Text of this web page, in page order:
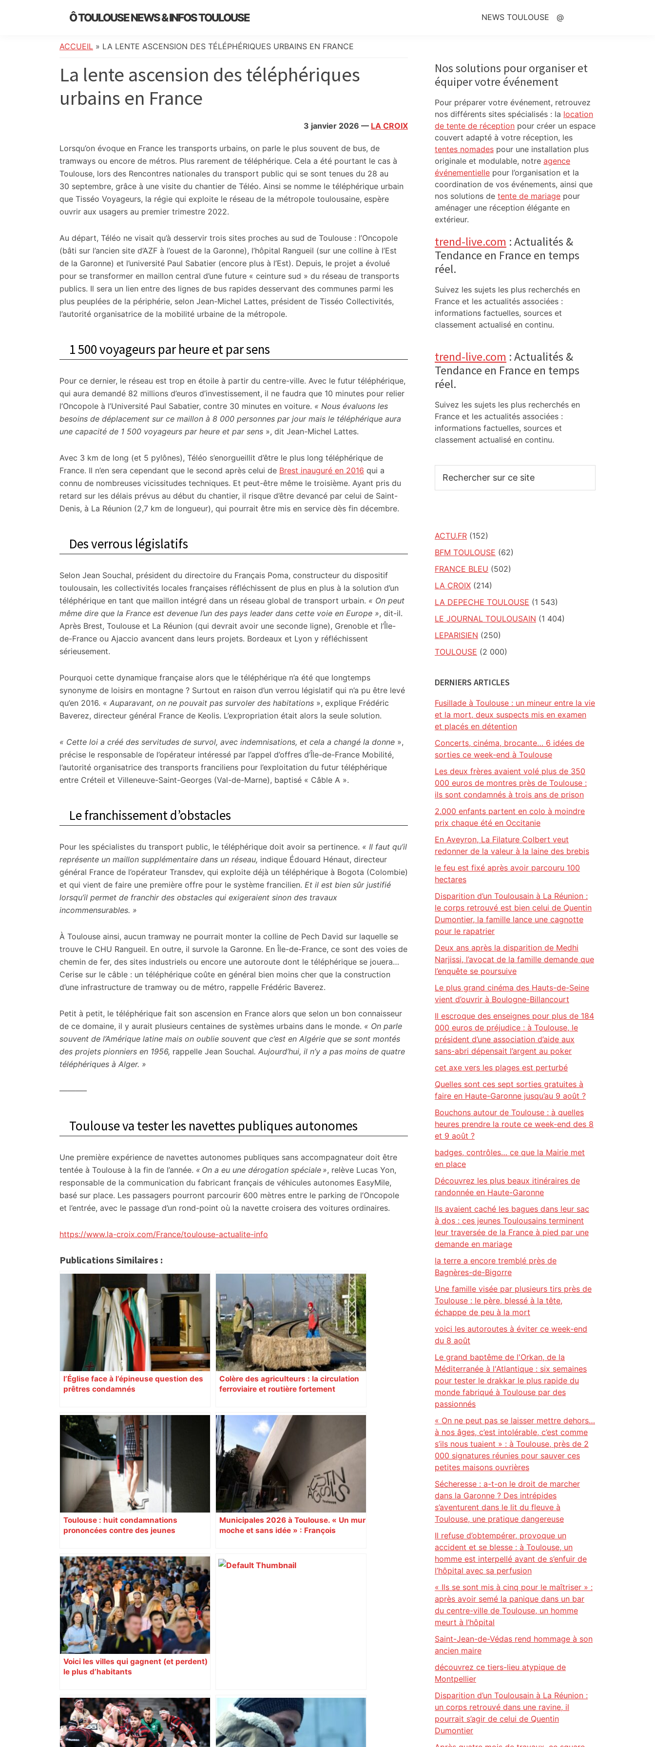
Ô TOULOUSE NEWS & INFOS TOULOUSE
de
toulousaine
:
info
locale,
politique,
météo,
faits
divers
et
initiatives
NEWS TOULOUSE @
ACCUEIL » LA LENTE ASCENSION DES TÉLÉPHÉRIQUES URBAINS EN FRANCE
La lente ascension des téléphériques
urbains en France
3 janvier 2026 — LA CROIX
Lorsqu’on évoque en France les transports urbains, on parle le plus souvent de bus, de
tramways ou encore de métros. Plus rarement de téléphérique. Cela a été pourtant le cas à
Toulouse, lors des Rencontres nationales du transport public qui se sont tenues du 28 au
30 septembre, grâce à une visite du chantier de Téléo. Ainsi se nomme le téléphérique urbain
que Tisséo Voyageurs, la régie qui exploite le réseau de la métropole toulousaine, espère
ouvrir aux usagers au premier trimestre 2022.
Au départ, Téléo ne visait qu’à desservir trois sites proches au sud de Toulouse : l’Oncopole
(bâti sur l’ancien site d’AZF à l’ouest de la Garonne), l’hôpital Rangueil (sur une colline à l’Est
de la Garonne) et l’université Paul Sabatier (encore plus à l’Est). Depuis, le projet a évolué
pour se transformer en maillon central d’une future « ceinture sud » du réseau de transports
publics. Il sera un lien entre des lignes de bus rapides desservant des communes parmi les
plus peuplées de la périphérie, selon Jean-Michel Lattes, président de Tisséo Collectivités,
l’autorité organisatrice de la mobilité urbaine de la métropole.
1 500 voyageurs par heure et par sens
Pour ce dernier, le réseau est trop en étoile à partir du centre-ville. Avec le futur téléphérique,
qui aura demandé 82 millions d’euros d’investissement, il ne faudra que 10 minutes pour relier
l’Oncopole à l’Université Paul Sabatier, contre 30 minutes en voiture. « Nous évaluons les
besoins de déplacement sur ce maillon à 8 000 personnes par jour mais le téléphérique aura
une capacité de 1 500 voyageurs par heure et par sens », dit Jean-Michel Lattes.
Avec 3 km de long (et 5 pylônes), Téléo s’enorgueillit d’être le plus long téléphérique de
France. Il n’en sera cependant que le second après celui de Brest inauguré en 2016 qui a
connu de nombreuses vicissitudes techniques. Et peut-être même le troisième. Ayant pris du
retard sur les délais prévus au début du chantier, il risque d’être devancé par celui de Saint-
Denis, à La Réunion (2,7 km de longueur), qui pourrait être mis en service dès fin décembre.
Des verrous législatifs
Selon Jean Souchal, président du directoire du Français Poma, constructeur du dispositif
toulousain, les collectivités locales françaises réfléchissent de plus en plus à la solution d’un
téléphérique en tant que maillon intégré dans un réseau global de transport urbain. « On peut
même dire que la France est devenue l’un des pays leader dans cette voie en Europe », dit-il.
Après Brest, Toulouse et La Réunion (qui devrait avoir une seconde ligne), Grenoble et l’Île-
de-France ou Ajaccio avancent dans leurs projets. Bordeaux et Lyon y réfléchissent
sérieusement.
Pourquoi cette dynamique française alors que le téléphérique n’a été que longtemps
synonyme de loisirs en montagne ? Surtout en raison d’un verrou législatif qui n’a pu être levé
qu’en 2016. « Auparavant, on ne pouvait pas survoler des habitations », explique Frédéric
Baverez, directeur général France de Keolis. L’expropriation était alors la seule solution.
« Cette loi a créé des servitudes de survol, avec indemnisations, et cela a changé la donne »,
précise le responsable de l’opérateur intéressé par l’appel d’offres d’Île-de-France Mobilité,
l’autorité organisatrice des transports franciliens pour l’exploitation du futur téléphérique
entre Créteil et Villeneuve-Saint-Georges (Val-de-Marne), baptisé « Câble A ».
Le franchissement d’obstacles
Pour les spécialistes du transport public, le téléphérique doit avoir sa pertinence. « Il faut qu’il
représente un maillon supplémentaire dans un réseau, indique Édouard Hénaut, directeur
général France de l’opérateur Transdev, qui exploite déjà un téléphérique à Bogota (Colombie)
et qui vient de faire une première offre pour le système francilien. Et il est bien sûr justifié
lorsqu’il permet de franchir des obstacles qui exigeraient sinon des travaux
incommensurables. »
À Toulouse ainsi, aucun tramway ne pourrait monter la colline de Pech David sur laquelle se
trouve le CHU Rangueil. En outre, il survole la Garonne. En Île-de-France, ce sont des voies de
chemin de fer, des sites industriels ou encore une autoroute dont le téléphérique se jouera…
Cerise sur le câble : un téléphérique coûte en général bien moins cher que la construction
d’une infrastructure de tramway ou de métro, rappelle Frédéric Baverez.
Petit à petit, le téléphérique fait son ascension en France alors que selon un bon connaisseur
de ce domaine, il y aurait plusieurs centaines de systèmes urbains dans le monde. « On parle
souvent de l’Amérique latine mais on oublie souvent que c’est en Algérie que se sont montés
des projets pionniers en 1956, rappelle Jean Souchal. Aujourd’hui, il n’y a pas moins de quatre
téléphériques à Alger. »
———–
Toulouse va tester les navettes publiques autonomes
Une première expérience de navettes autonomes publiques sans accompagnateur doit être
tentée à Toulouse à la fin de l’année. « On a eu une dérogation spéciale », relève Lucas Yon,
responsable de la communication du fabricant français de véhicules autonomes EasyMile,
basé sur place. Les passagers pourront parcourir 600 mètres entre le parking de l’Oncopole
et l’entrée, avec le passage d’un rond-point où la navette croisera des voitures ordinaires.
https://www.la-croix.com/France/toulouse-actualite-info
Publications Similaires :
l’Église face à l’épineuse question des
prêtres condamnés
Colère des agriculteurs : la circulation
ferroviaire et routière fortement
Toulouse : huit condamnations
prononcées contre des jeunes
Municipales 2026 à Toulouse. « Un mur
moche et sans idée » : François
Augustins
Voici les villes qui gagnent (et perdent)
le plus d’habitants
Top 14: comment Perpignan a une
nouvelle fois fait tomber Toulouse? –
RMC Sport
Sidebar
Nos solutions pour organiser et
équiper votre événement
Pour préparer votre événement, retrouvez
nos différents sites spécialisés : la location
de tente de réception pour créer un espace
couvert adapté à votre réception, les
tentes nomades pour une installation plus
originale et modulable, notre agence
événementielle pour l’organisation et la
coordination de vos événements, ainsi que
nos solutions de tente de mariage pour
aménager une réception élégante en
extérieur.
trend-live.com : Actualités &
Tendance en France en temps
réel.
Suivez les sujets les plus recherchés en
France et les actualités associées :
informations factuelles, sources et
classement actualisé en continu.
trend-live.com : Actualités &
Tendance en France en temps
réel.
Suivez les sujets les plus recherchés en
France et les actualités associées :
informations factuelles, sources et
classement actualisé en continu.
sur
ACTU.FR (152)
BFM TOULOUSE (62)
FRANCE BLEU (502)
LA CROIX (214)
LA DEPECHE TOULOUSE (1 543)
LE JOURNAL TOULOUSAIN (1 404)
LEPARISIEN (250)
TOULOUSE (2 000)
DERNIERS ARTICLES
Fusillade à Toulouse : un mineur entre la vie
et la mort, deux suspects mis en examen
et placés en détention
Concerts, cinéma, brocante… 6 idées de
sorties ce week-end à Toulouse
Les deux frères avaient volé plus de 350
000 euros de montres près de Toulouse :
ils sont condamnés à trois ans de prison
2.000 enfants partent en colo à moindre
prix chaque été en Occitanie
En Aveyron, La Filature Colbert veut
redonner de la valeur à la laine des brebis
le feu est fixé après avoir parcouru 100
hectares
Disparition d’un Toulousain à La Réunion :
le corps retrouvé est bien celui de Quentin
Dumontier, la famille lance une cagnotte
pour le rapatrier
Deux ans après la disparition de Medhi
Narjissi, l’avocat de la famille demande que
l’enquête se poursuive
Le plus grand cinéma des Hauts-de-Seine
vient d’ouvrir à Boulogne-Billancourt
Il escroque des enseignes pour plus de 184
000 euros de préjudice : à Toulouse, le
président d’une association d’aide aux
sans-abri dépensait l’argent au poker
cet axe vers les plages est perturbé
Quelles sont ces sept sorties gratuites à
faire en Haute-Garonne jusqu’au 9 août ?
Bouchons autour de Toulouse : à quelles
heures prendre la route ce week-end des 8
et 9 août ?
badges, contrôles… ce que la Mairie met
en place
Découvrez les plus beaux itinéraires de
randonnée en Haute-Garonne
Ils avaient caché les bagues dans leur sac
à dos : ces jeunes Toulousains terminent
leur traversée de la France à pied par une
demande en mariage
la terre a encore tremblé près de
Bagnères-de-Bigorre
Une famille visée par plusieurs tirs près de
Toulouse : le père, blessé à la tête,
échappe de peu à la mort
voici les autoroutes à éviter ce week-end
du 8 août
Le grand baptême de l'Orkan, de la
Méditerranée à l'Atlantique : six semaines
pour tester le drakkar le plus rapide du
monde fabriqué à Toulouse par des
passionnés
« On ne peut pas se laisser mettre dehors…
à nos âges, c’est intolérable, c’est comme
s’ils nous tuaient » : à Toulouse, près de 2
000 signatures réunies pour sauver ces
petites maisons ouvrières
Sécheresse : a-t-on le droit de marcher
dans la Garonne ? Des intrépides
s’aventurent dans le lit du fleuve à
Toulouse, une pratique dangereuse
Il refuse d’obtempérer, provoque un
accident et se blesse : à Toulouse, un
homme est interpellé avant de s’enfuir de
l’hôpital avec sa perfusion
« Ils se sont mis à cinq pour le maîtriser » :
après avoir semé la panique dans un bar
du centre-ville de Toulouse, un homme
meurt à l’hôpital
Saint-Jean-de-Védas rend hommage à son
ancien maire
découvrez ce tiers-lieu atypique de
Montpellier
Disparition d’un Toulousain à La Réunion :
un corps retrouvé dans une ravine, il
pourrait s’agir de celui de Quentin
Dumontier